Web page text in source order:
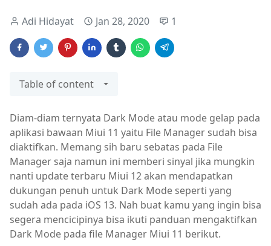
Adi Hidayat Jan 28, 2020 1
Table of content
Diam-diam ternyata Dark Mode atau mode gelap pada
aplikasi bawaan Miui 11 yaitu File Manager sudah bisa
diaktifkan. Memang sih baru sebatas pada File
Manager saja namun ini memberi sinyal jika mungkin
nanti update terbaru Miui 12 akan mendapatkan
dukungan penuh untuk Dark Mode seperti yang
sudah ada pada iOS 13. Nah buat kamu yang ingin bisa
segera mencicipinya bisa ikuti panduan mengaktifkan
Dark Mode pada file Manager Miui 11 berikut.